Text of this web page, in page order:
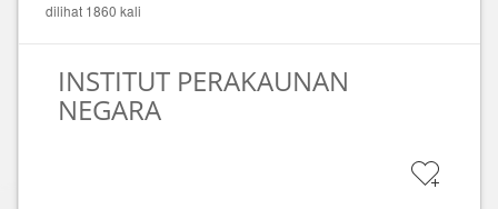
dilihat 1860 kali
INSTITUT PERAKAUNAN
NEGARA